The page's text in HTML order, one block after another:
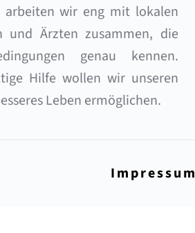
arbeiten wir eng mit lokalen
und Ärzten zusammen, die
genau kennen.
Hilfe wollen wir unseren
Leben ermöglichen.
Impressum